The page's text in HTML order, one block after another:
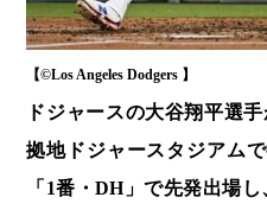
【©️Los Angeles Dodgers 】
ドジャースの大谷翔平選
拠地ドジャースタジアム
「1番・DH」で先発出場